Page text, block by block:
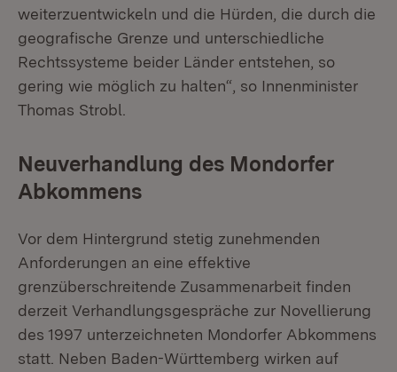
weiterzuentwickeln und die Hürden, die durch die
geografische Grenze und unterschiedliche
Rechtssysteme beider Länder entstehen, so
gering wie möglich zu halten“, so Innenminister
Thomas Strobl.
Neuverhandlung des Mondorfer
Abkommens
Vor dem Hintergrund stetig zunehmenden
Anforderungen an eine effektive
grenzüberschreitende Zusammenarbeit finden
derzeit Verhandlungsgespräche zur Novellierung
des 1997 unterzeichneten Mondorfer Abkommens
statt. Neben Baden-Württemberg wirken auf